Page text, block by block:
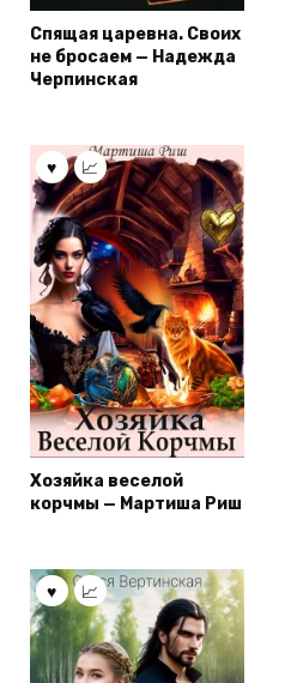
Спящая царевна. Своих
не бросаем — Надежда
Черпинская
Хозяйка веселой
корчмы — Мартиша Риш